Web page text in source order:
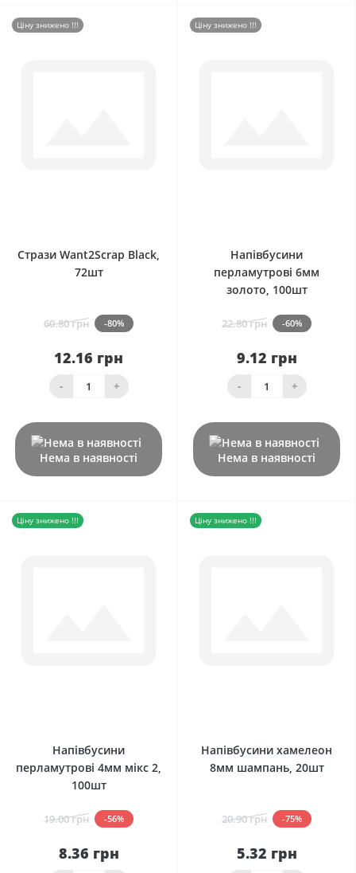
Ціну знижено !!!
Стрази Want2Scrap Black,
72шт
60.80 грн -80%
12.16 грн
- +
Нема в наявності
Ціну знижено !!!
Напівбусини
перламутрові 6мм
золото, 100шт
22.80 грн -60%
9.12 грн
- +
Нема в наявності
Ціну знижено !!!
Напівбусини
перламутрові 4мм мікс 2,
100шт
19.00 грн -56%
8.36 грн
Ціну знижено !!!
Напівбусини хамелеон
8мм шампань, 20шт
20.90 грн -75%
5.32 грн